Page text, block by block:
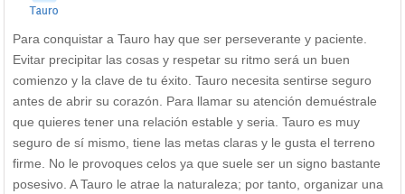
Para conquistar a Tauro hay que ser perseverante y paciente.
Evitar precipitar las cosas y respetar su ritmo será un buen
comienzo y la clave de tu éxito. Tauro necesita sentirse seguro
antes de abrir su corazón. Para llamar su atención demuéstrale
que quieres tener una relación estable y seria. Tauro es muy
seguro de sí mismo, tiene las metas claras y le gusta el terreno
firme. No le provoques celos ya que suele ser un signo bastante
posesivo. A Tauro le atrae la naturaleza; por tanto, organizar una